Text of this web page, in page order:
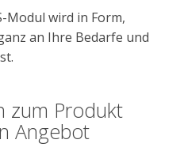
Modul wird in Form,
an Ihre Bedarfe und
zum Produkt
Angebot